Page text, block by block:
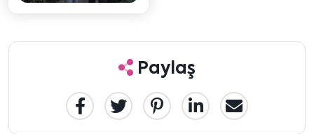
Paylaş